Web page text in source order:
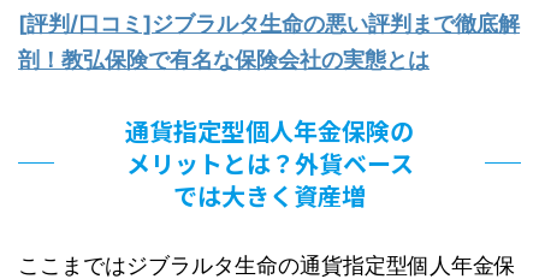
[評判/口コミ]ジブラルタ生命の悪い評判まで徹底解
剖！教弘保険で有名な保険会社の実態とは
通貨指定型個人年金保険の
メリットとは？外貨ベース
では大きく資産増
ここまではジブラルタ生命の通貨指定型個人年金保